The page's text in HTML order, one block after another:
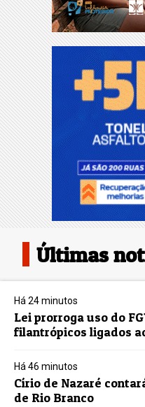
Últimas
Há 24 minutos
Lei prorroga uso do
filantrópicos ligados
Há 46 minutos
Círio de Nazaré
de Rio Branco